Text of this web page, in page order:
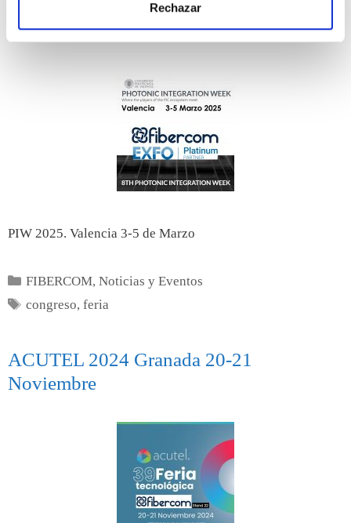
Rechazar
– – P I W 2025 – – Valencia 3-5 Marzo
PIW 2025. Valencia 3-5 de Marzo
FIBERCOM,Noticias y Eventos
congreso,feria
ACUTEL 2024 Granada 20-21
Noviembre